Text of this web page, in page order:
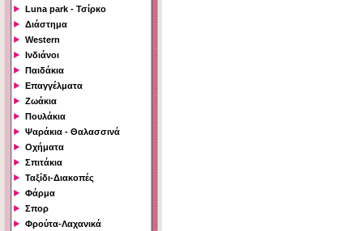
Luna park - Τσίρκο
Διάστημα
Western
Ινδιάνοι
Παιδάκια
Επαγγέλματα
Ζωάκια
Πουλάκια
Ψαράκια - Θαλασσινά
Οχήματα
Σπιτάκια
Ταξίδι-Διακοπές
Φάρμα
Σπορ
Φρούτα-Λαχανικά